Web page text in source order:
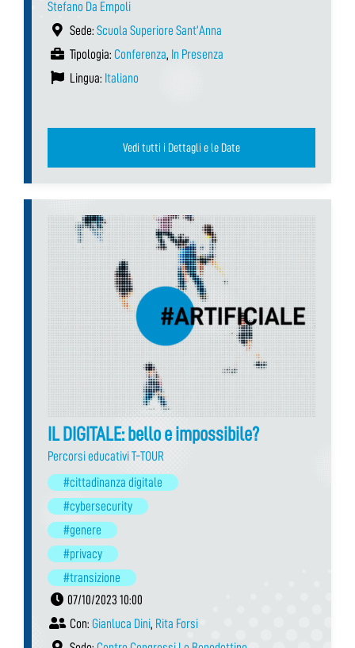
Stefano Da Empoli
Sede: Scuola Superiore Sant’Anna
Tipologia: Conferenza, In Presenza
Lingua: Italiano
Vedi tutti i Dettagli e le Date
IL DIGITALE: bello e impossibile?
Percorsi educativi T-TOUR
#cittadinanza digitale
#cybersecurity
#genere
#privacy
#transizione
07/10/2023 10:00
Con: Gianluca Dini, Rita Forsi